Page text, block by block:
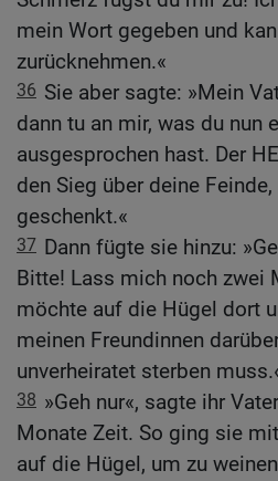
mein Wort gegeben und
zurücknehmen.«
36 Sie aber sagte: »Mein
dann tu an mir, was du nun
ausgesprochen hast. Der
den Sieg über deine
geschenkt.«
37 Dann fügte sie hinzu:
Bitte! Lass mich noch zwei
möchte auf die Hügel dort
meinen Freundinnen
unverheiratet sterben
38 »Geh nur«, sagte ihr
Monate Zeit. So ging sie
auf die Hügel, um zu